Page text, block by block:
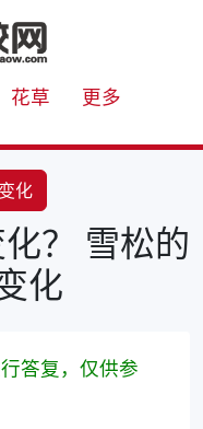
花草 更多
变化
？ 雪松的
化
答复，仅供参